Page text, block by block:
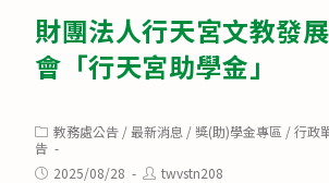
財團法人行天宮文教發
會「行天宮助學金」
Post
category:
教務處公告 /最新消息 /獎(助)學金專區 /行政
告
Post2025/08/28
Posttwvstn208